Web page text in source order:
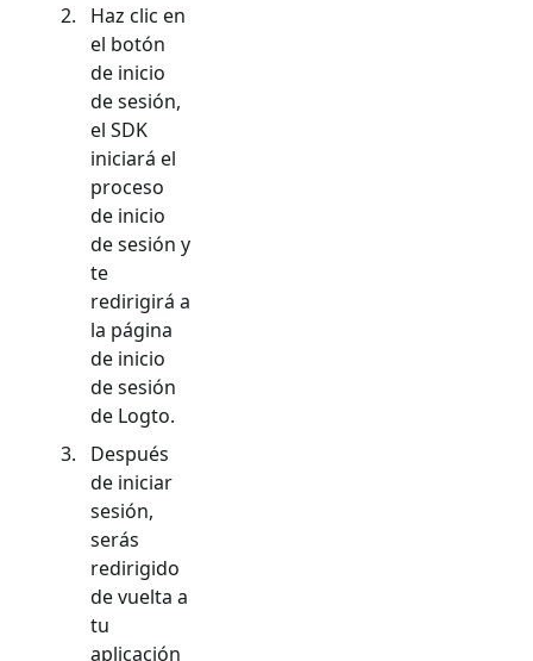
Haz clic en
el botón
de inicio
de sesión,
el SDK
iniciará el
proceso
de inicio
de sesión y
te
redirigirá a
la página
de inicio
de sesión
de Logto.
Después
de iniciar
sesión,
serás
redirigido
de vuelta a
tu
aplicación